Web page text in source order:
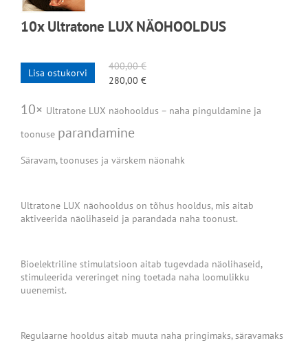
10x Ultratone LUX NÄOHOOLDUS
Lisa ostukorvi
400,00 €
280,00 €
10× Ultratone LUX näohooldus – naha pinguldamine ja
toonuse parandamine
Säravam, toonuses ja värskem näonahk
Ultratone LUX näohooldus on tõhus hooldus, mis aitab
aktiveerida näolihaseid ja parandada naha toonust.
Bioelektriline stimulatsioon aitab tugevdada näolihaseid,
stimuleerida vereringet ning toetada naha loomulikku
uuenemist.
Regulaarne hooldus aitab muuta naha pringimaks, säravamaks